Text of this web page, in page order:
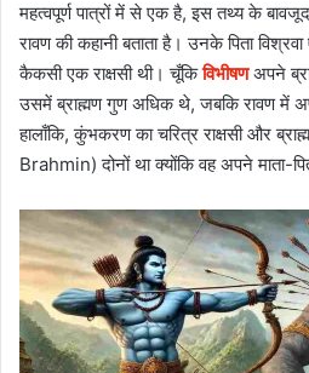
महत्वपूर्ण पात्रों में से एक है, इस तथ्य के
रावण की कहानी बताता है। उनके पिता
कैकसी एक राक्षसी थी। चूँकिविभीषणअपने
उसमें ब्राह्मण गुण अधिक थे, जबकि रावण में
हालाँकि, कुंभकरण का चरित्र राक्षसी और
Brahmin) दोनों था क्योंकि वह अपने माता-